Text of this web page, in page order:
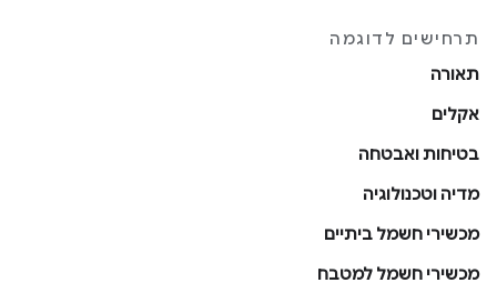
תרחישים לדוגמה
תאורה
אקלים
בטיחות ואבטחה
מדיה וטכנולוגיה
מכשירי חשמל ביתיים
מכשירי חשמל למטבח